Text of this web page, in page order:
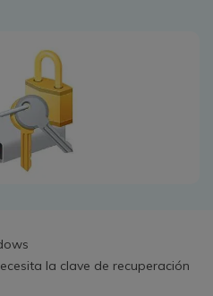
eliminados gratis
Gratis
la clave de recuperación